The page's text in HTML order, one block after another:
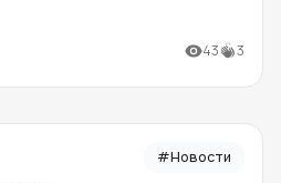
43 3
#Новости